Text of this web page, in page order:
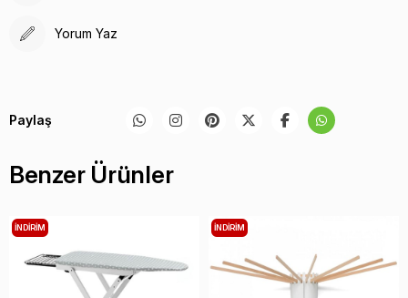
Yorum Yaz
Paylaş
Benzer Ürünler
İNDIRIM İNDIRIM